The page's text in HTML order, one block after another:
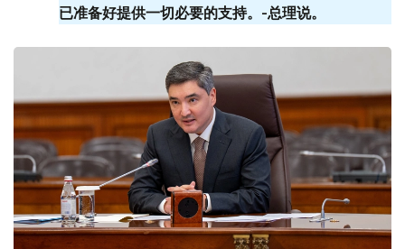
已准备好提供一切必要的支持。-总理说。